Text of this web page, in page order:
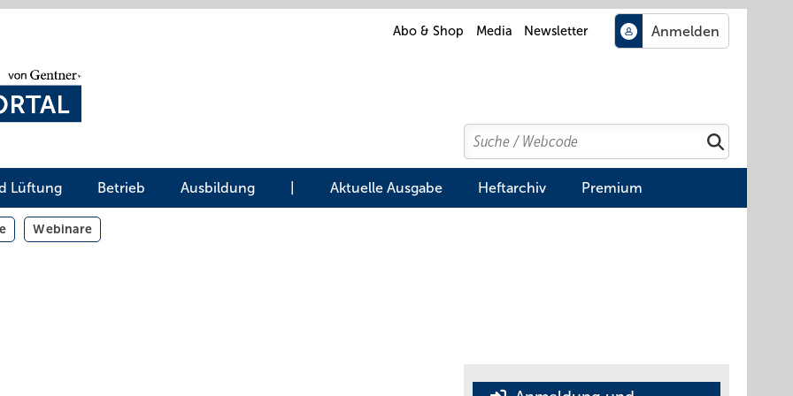
Abo & Shop Media Newsletter
Search
Suchen
Lüftung Betrieb Ausbildung Aktuelle Ausgabe Heftarchiv Premium
Webinare